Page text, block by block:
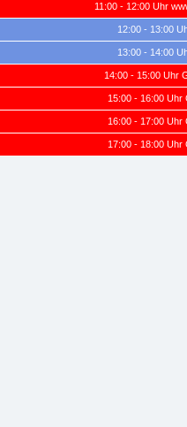
11:00 - 12:00 Uhr
12:00 - 13:00
13:00 - 14:00
14:00 - 15:00 Uhr
15:00 - 16:00 Uhr
16:00 - 17:00 Uhr
17:00 - 18:00 Uhr